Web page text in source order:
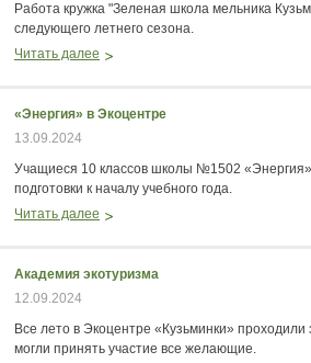
Работа кружка "Зеленая школа мельника
следующего летнего сезона.
Читать далее
«Энергия» в Экоцентре
13.09.2024
Учащиеся 10 классов школы №1502
подготовки к началу учебного года.
Читать далее
Академия экотуризма
12.09.2024
Все лето в Экоцентре «Кузьминки»
могли принять участие все желающие.